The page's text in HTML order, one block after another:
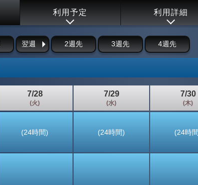
利用予定 利用詳細
翌週 2週先 3週先 4週先
7/28
(火)
7/29
(水)
7/30
(木)
(24時間) (24時間) (24時